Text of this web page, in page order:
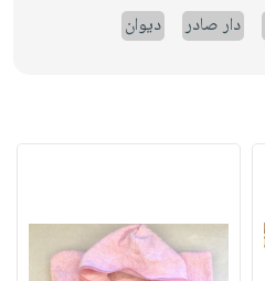
دار صادر ديوان